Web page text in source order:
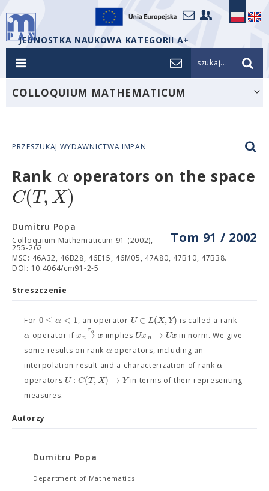
JEDNOSTKA NAUKOWA KATEGORII A+
szukaj...
COLLOQUIUM MATHEMATICUM
PRZESZUKAJ WYDAWNICTWA IMPAN
Rank α operators on the space
C(T,X)
Tom 91 / 2002
Dumitru Popa
Colloquium Mathematicum 91 (2002),
255-262
MSC: 46A32, 46B28, 46E15, 46M05, 47A80, 47B10, 47B38.
DOI: 10.4064/cm91-2-5
Streszczenie
For 0 ≤ α < 1, an operator U ∈ L(X,Y) is called a rank
α operator ifxn→
τα x implies Ux n → Ux in norm. We give
some results on rank α operators, including an
interpolation result and a characterization of rankα
operators U : C(T,X) → Yin terms of their representing
measures.
Autorzy
Dumitru Popa
Department of Mathematics